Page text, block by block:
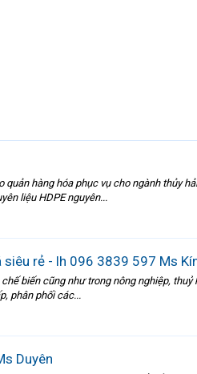
hàng hóa phục vụ cho ngành thủy
liệu HDPE nguyên...
rẻ - lh 096 3839 597 Ms
biến cũng như trong nông nghiệp,
phân phối các...
Duyên